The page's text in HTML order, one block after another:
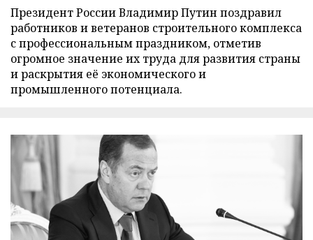
Президент России Владимир Путин поздравил
работников и ветеранов строительного комплекса
с профессиональным праздником, отметив
огромное значение их труда для развития страны
и раскрытия её экономического и
промышленного потенциала.